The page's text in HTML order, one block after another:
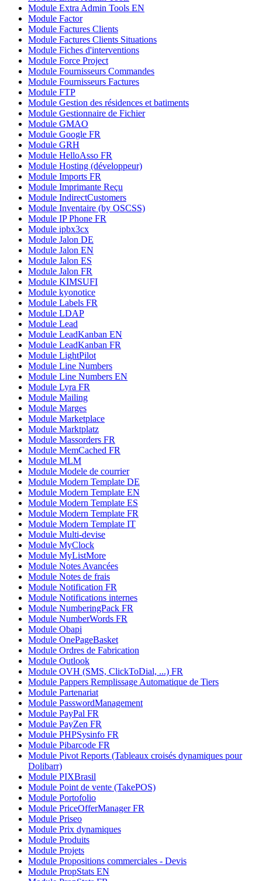
Module Extra Admin Tools EN
Module Factor
Module Factures Clients
Module Factures Clients Situations
Module Fiches d'interventions
Module Force Project
Module Fournisseurs Commandes
Module Fournisseurs Factures
Module FTP
Module Gestion des résidences et batiments
Module Gestionnaire de Fichier
Module GMAO
Module Google FR
Module GRH
Module HelloAsso FR
Module Hosting (développeur)
Module Imports FR
Module Imprimante Reçu
Module IndirectCustomers
Module Inventaire (by OSCSS)
Module IP Phone FR
Module ipbx3cx
Module Jalon DE
Module Jalon EN
Module Jalon ES
Module Jalon FR
Module KIMSUFI
Module kyonotice
Module Labels FR
Module LDAP
Module Lead
Module LeadKanban EN
Module LeadKanban FR
Module LightPilot
Module Line Numbers
Module Line Numbers EN
Module Lyra FR
Module Mailing
Module Marges
Module Marketplace
Module Marktplatz
Module Massorders FR
Module MemCached FR
Module MLM
Module Modele de courrier
Module Modern Template DE
Module Modern Template EN
Module Modern Template ES
Module Modern Template FR
Module Modern Template IT
Module Multi-devise
Module MyClock
Module MyListMore
Module Notes Avancées
Module Notes de frais
Module Notification FR
Module Notifications internes
Module NumberingPack FR
Module NumberWords FR
Module Obapi
Module OnePageBasket
Module Ordres de Fabrication
Module Outlook
Module OVH (SMS, ClickToDial, ...) FR
Module Pappers Remplissage Automatique de Tiers
Module Partenariat
Module PasswordManagement
Module PayPal FR
Module PayZen FR
Module PHPSysinfo FR
Module Pibarcode FR
Module Pivot Reports (Tableaux croisés dynamiques pour
Dolibarr)
Module PIXBrasil
Module Point de vente (TakePOS)
Module Portofolio
Module PriceOfferManager FR
Module Priseo
Module Prix dynamiques
Module Produits
Module Projets
Module Propositions commerciales - Devis
Module PropStats EN